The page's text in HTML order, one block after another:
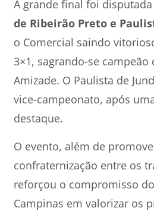
A grande final foi
de Ribeirão Preto e
o Comercial saindo
3×1, sagrando-se campeão
Amizade. O Paulista de
vice-campeonato, após
destaque.
O evento, além de
confraternização entre os
reforçou o compromisso do
Campinas em valorizar os